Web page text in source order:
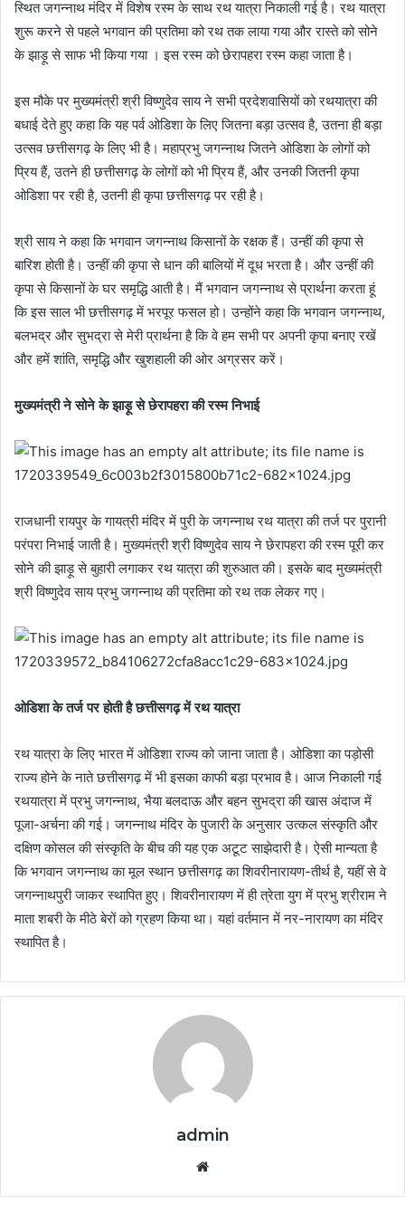
स्थित जगन्नाथ मंदिर में विशेष रस्म के साथ रथ यात्रा निकाली गई है। रथ यात्रा
शुरू करने से पहले भगवान की प्रतिमा को रथ तक लाया गया और रास्ते को सोने
के झाड़ू से साफ भी किया गया । इस रस्म को छेरापहरा रस्म कहा जाता है।
इस मौके पर मुख्यमंत्री श्री विष्णुदेव साय ने सभी प्रदेशवासियों को रथयात्रा की
बधाई देते हुए कहा कि यह पर्व ओडिशा के लिए जितना बड़ा उत्सव है, उतना ही बड़ा
उत्सव छत्तीसगढ़ के लिए भी है। महाप्रभु जगन्नाथ जितने ओडिशा के लोगों को
प्रिय हैं, उतने ही छत्तीसगढ़ के लोगों को भी प्रिय हैं, और उनकी जितनी कृपा
ओडिशा पर रही है, उतनी ही कृपा छत्तीसगढ़ पर रही है।
श्री साय ने कहा कि भगवान जगन्नाथ किसानों के रक्षक हैं। उन्हीं की कृपा से
बारिश होती है। उन्हीं की कृपा से धान की बालियों में दूध भरता है। और उन्हीं की
कृपा से किसानों के घर समृद्धि आती है। मैं भगवान जगन्नाथ से प्रार्थना करता हूं
कि इस साल भी छत्तीसगढ़ में भरपूर फसल हो। उन्होंने कहा कि भगवान जगन्नाथ,
बलभद्र और सुभद्रा से मेरी प्रार्थना है कि वे हम सभी पर अपनी कृपा बनाए रखें
और हमें शांति, समृद्धि और खुशहाली की ओर अग्रसर करें।
मुख्यमंत्री ने सोने के झाड़ू से छेरापहरा की रस्म निभाई
राजधानी रायपुर के गायत्री मंदिर में पुरी के जगन्नाथ रथ यात्रा की तर्ज पर पुरानी
परंपरा निभाई जाती है। मुख्यमंत्री श्री विष्णुदेव साय ने छेरापहरा की रस्म पूरी कर
सोने की झाड़ू से बुहारी लगाकर रथ यात्रा की शुरुआत की। इसके बाद मुख्यमंत्री
श्री विष्णुदेव साय प्रभु जगन्नाथ की प्रतिमा को रथ तक लेकर गए।
ओडिशा के तर्ज पर होती है छत्तीसगढ़ में रथ यात्रा
रथ यात्रा के लिए भारत में ओडिशा राज्य को जाना जाता है। ओडिशा का पड़ोसी
राज्य होने के नाते छत्तीसगढ़ में भी इसका काफी बड़ा प्रभाव है। आज निकाली गई
रथयात्रा में प्रभु जगन्नाथ, भैया बलदाऊ और बहन सुभद्रा की खास अंदाज में
पूजा-अर्चना की गई। जगन्नाथ मंदिर के पुजारी के अनुसार उत्कल संस्कृति और
दक्षिण कोसल की संस्कृति के बीच की यह एक अटूट साझेदारी है। ऐसी मान्यता है
कि भगवान जगन्नाथ का मूल स्थान छत्तीसगढ़ का शिवरीनारायण-तीर्थ है, यहीं से वे
जगन्नाथपुरी जाकर स्थापित हुए। शिवरीनारायण में ही त्रेता युग में प्रभु श्रीराम ने
माता शबरी के मीठे बेरों को ग्रहण किया था। यहां वर्तमान में नर-नारायण का मंदिर
स्थापित है।
admin